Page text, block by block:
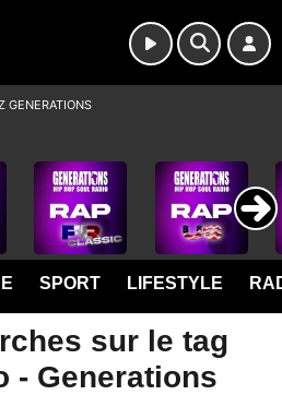
SPORT LIFESTYLE
sur le tag
- Generations
GENERATIONS